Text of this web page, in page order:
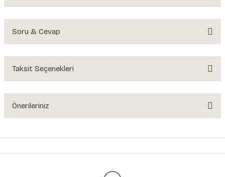
Soru & Cevap
Ürün hakkında henüz soru sorulmamış.
Taksit Seçenekleri
Önerileriniz
yetersiz gördüğünüz noktaları öneri formunu kullanarak tarafımıza
Görüş ve önerileriniz için teşekkür ederiz.